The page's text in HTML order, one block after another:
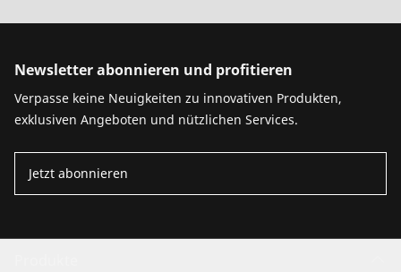
Newsletter abonnieren und profitieren
Verpasse keine Neuigkeiten zu innovativen Produkten,
exklusiven Angeboten und nützlichen Services.
Jetzt abonnieren